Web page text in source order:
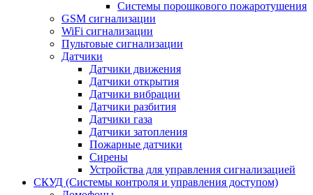
Системы порошкового пожаротушения
GSM сигнализации
WiFi сигнализации
Пультовые сигнализации
Датчики
Датчики движения
Датчики открытия
Датчики вибрации
Датчики разбития
Датчики газа
Датчики затопления
Пожарные датчики
Сирены
Устройства для управления сигнализацией
СКУД (Системы контроля и управления доступом)